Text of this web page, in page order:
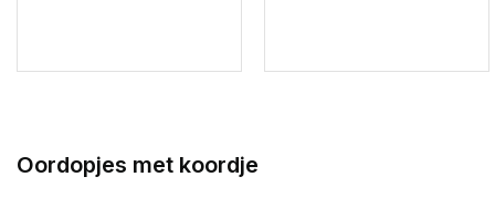
Oordopjes met koordje